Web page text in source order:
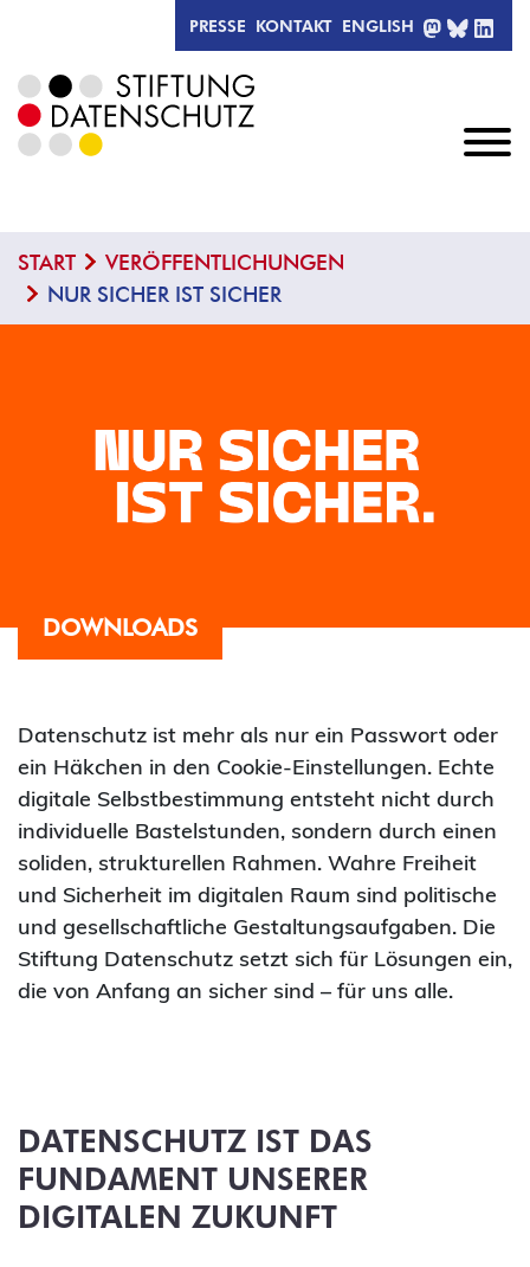
PRESSE KONTAKT ENGLISH
START
VERÖFFENTLICHUNGEN
NUR SICHER IST SICHER
DOWNLOADS
Datenschutz ist mehr als nur ein Passwort oder
ein Häkchen in den Cookie-Einstellungen. Echte
digitale Selbstbestimmung entsteht nicht durch
individuelle Bastelstunden, sondern durch einen
soliden, strukturellen Rahmen. Wahre Freiheit
und Sicherheit im digitalen Raum sind politische
und gesellschaftliche Gestaltungsaufgaben. Die
Stiftung Datenschutz setzt sich für Lösungen ein,
die von Anfang an sicher sind – für uns alle.
DATENSCHUTZ IST DAS
FUNDAMENT UNSERER
DIGITALEN ZUKUNFT